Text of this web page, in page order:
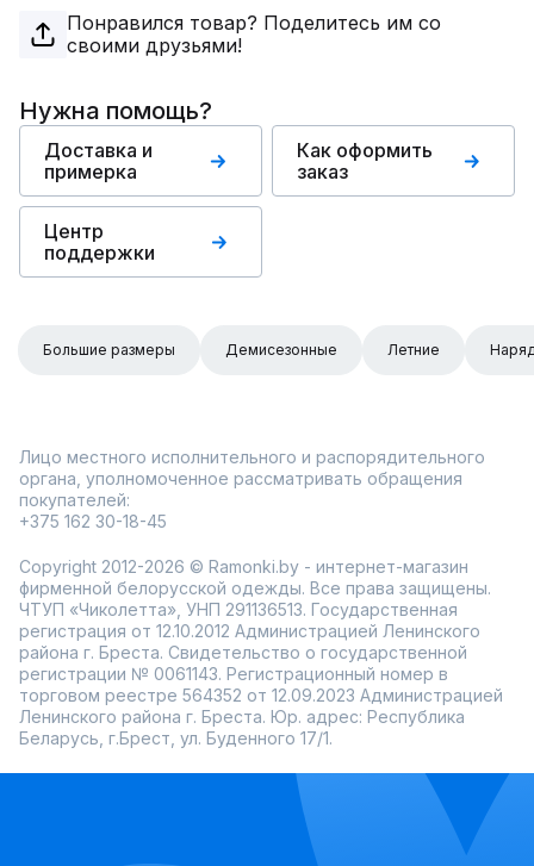
Понравился товар? Поделитесь им со
своими друзьями!
Нужна помощь?
Доставка и
примерка
Как оформить
заказ
Центр
поддержки
Большие размеры Демисезонные Летние
Лицо местного исполнительного и распорядительного
органа, уполномоченное рассматривать обращения
покупателей:
+375 162 30-18-45
Copyright 2012-2026 © Ramonki.by - интернет-магазин
фирменной белорусской одежды. Все права защищены.
ЧТУП «Чиколетта», УНП 291136513. Государственная
регистрация от 12.10.2012 Администрацией Ленинского
района г. Бреста. Свидетельство о государственной
регистрации № 0061143. Регистрационный номер в
торговом реестре 564352 от 12.09.2023 Администрацией
Ленинского района г. Бреста. Юр. адрес: Республика
Беларусь, г.Брест, ул. Буденного 17/1.